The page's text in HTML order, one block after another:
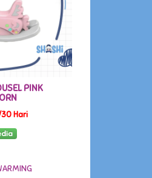
PINK
Hari